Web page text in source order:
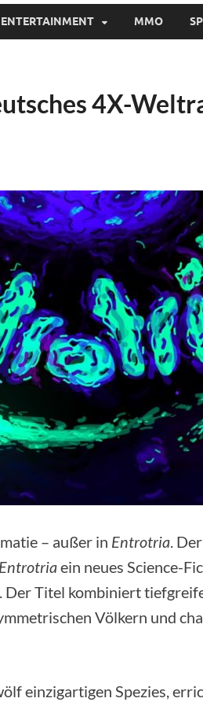
ENTERTAINMENT MMO
4X-
– außer in Entrotria.
Entrotriaein neues Science-
Der Titel kombiniert
Völkern und
einzigartigen Spezies,